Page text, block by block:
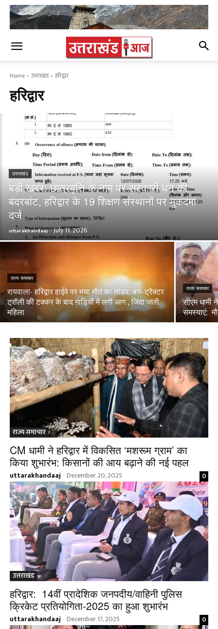
Home उत्तराखंड हरिद्वार
हरिद्वार
उत्तराखंड
बड़ी खबर: छात्रवृत्ति के नाम पर सरकारी धन की
बंदरबांट, हरिद्वार के 19 शिक्षण संस्थानों पर मुकदमा
दर्ज
uttarakhandaaj - July 13, 2026
राज्य समाचार
रायवाला- हरिद्वार हाईवे पर मचा मौत का तांडव: बस-ट्रैक्टर
ट्रॉली की टक्कर के बाद गाड़ियों में लगी आग , जिंदा जली
महिला
राज्य समाचार
सीएम धामी
समस्याएं:
राज्य समाचार
CM धामी ने हरिद्वार में विकसित ‘मशरूम ग्राम’ का
किया शुभारंभ: किसानों की आय बढ़ाने की नई पहल
uttarakhandaaj - December 20, 2025 0
उत्तराखंड
हरिद्वार: 14वीं प्रादेशिक जनपदीय/वाहिनी पुलिस
क्रिकेट प्रतियोगिता-2025 का हुआ शुभारंभ
uttarakhandaaj - December 17, 2025 0